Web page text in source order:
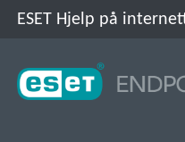
ESET Hjelp på